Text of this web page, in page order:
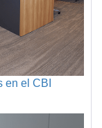
en el CBI